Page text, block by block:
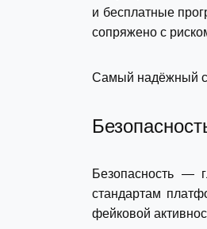
и бесплатные
сопряжено с
Самый надёжный
Безопасность —
стандартам
фейковой